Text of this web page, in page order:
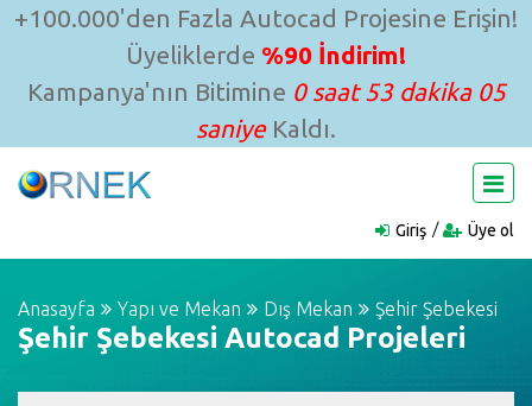
+100.000'den Fazla Autocad Projesine Erişin!
Üyeliklerde %90 İndirim!
Kampanya'nın Bitimine 0 saat 53 dakika 04
saniyeKaldı.
Giriş Üye ol
Anasayfa Yapı ve Mekan Dış Mekan Şehir Şebekesi
Şehir Şebekesi Autocad Projeleri